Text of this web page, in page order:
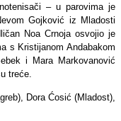
– u parovima je
Gojković iz Mladosti
Noa Crnoja osvojio je
s Kristijanom Andabakom
i Mara Markovanović
treće.
Dora Ćosić (Mladost),